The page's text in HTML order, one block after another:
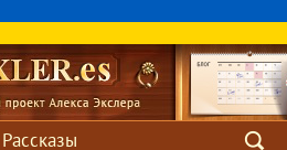
Рассказы